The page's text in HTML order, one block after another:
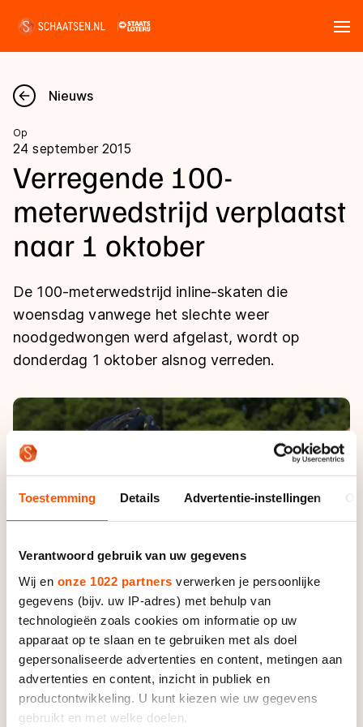
Toestemming Details Advertentie-instellingen
Verantwoord gebruik van uw gegevens
Wij en onze 1022 partners verwerken je persoonlijke
gegevens (bijv. uw IP-adres) met behulp van
technologieën zoals cookies om informatie op uw
apparaat op te slaan en te gebruiken met als doel
gepersonaliseerde advertenties en content, metingen aan
advertenties en content, inzicht in publiek en
productontwikkeling. U kunt kiezen wie uw gegevens
gebruikt en met welke doelen.
Nieuws
Kalender
Disciplines
Marathon
Inlineskaten
Kunstschaatsen
Natuurijs
Uitslagen
Langebaan
Shorttrack
Marathon
Kunstschaatsen
Tijden & historie
Ranglijsten Langebaan
Historie & statistiek
De weg op
Inschrijven wedstrijden
Algemene Nederlandse Schaatstijd
Deze zomer de weg op
Waar kan ik schaatsen en skaten?
Schaatsfans
Alles voor jou als schaatsfan
Word schaatsfan!
Winacties
Olympische Spelen
Olympische Spelen
Olympische uitslagen
Van Jong tot Goud verhalen
Nieuws
Op
24 september 2015
Verregende 100-
meterwedstrijd verplaatst
naar 1 oktober
De 100-meterwedstrijd inline-skaten die
woensdag vanwege het slechte weer
noodgedwongen werd afgelast, wordt op
donderdag 1 oktober alsnog verreden.